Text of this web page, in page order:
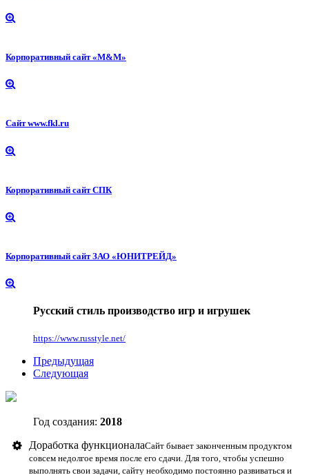
Корпоративный сайт «М&М»
Сайт www.fkl.ru
Корпоративный сайт СПК
Корпоративный сайт ЗАО «ЮНИТРЕЙД»
Русский стиль производство игр и игрушек
https://www.russtyle.net/
Предыдущая
Следующая
Год создания: 2018
Доработка функционалаСайт бывает законченным продуктом
совсем недолгое время после его сдачи. Для того, чтобы успешно
выполнять свои задачи, сайту необходимо постоянно развиваться и